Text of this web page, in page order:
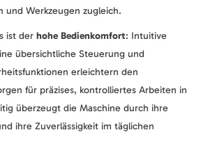
und Werkzeugen zugleich.
ist der hohe Bedienkomfort: Intuitive
übersichtliche Steuerung und
erleichtern den
für präzises, kontrolliertes Arbeiten in
überzeugt die Maschine durch ihre
ihre Zuverlässigkeit im täglichen